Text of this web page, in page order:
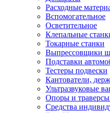
Расходные
Вспомогательное
Осветительное
Клепальные
Токарные станки
Выпрессовщики
Подставки
Тестеры подвески
Кантователи,
Ультразвуковые
Опоры и
Средства